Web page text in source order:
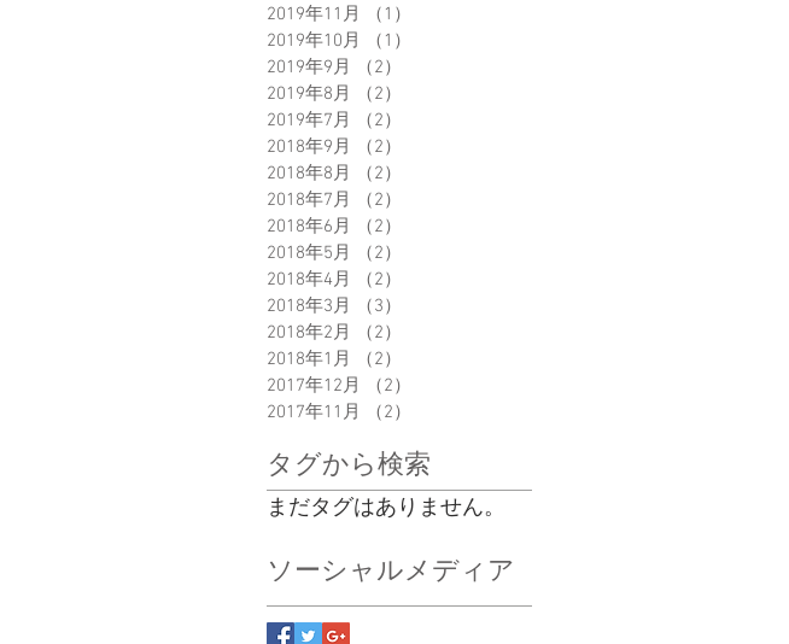
2019年11月
（1）
2019年10月
（1）
2019年9月
（2）
2019年8月
（2）
2019年7月
（2）
2018年9月
（2）
2018年8月
（2）
2018年7月
（2）
2018年6月
（2）
2018年5月
（2）
2018年4月
（2）
2018年3月
（3）
2018年2月
（2）
2018年1月
（2）
2017年12月
（2）
2017年11月
（2）
タグから検索
まだタグはありません。
ソーシャルメディア